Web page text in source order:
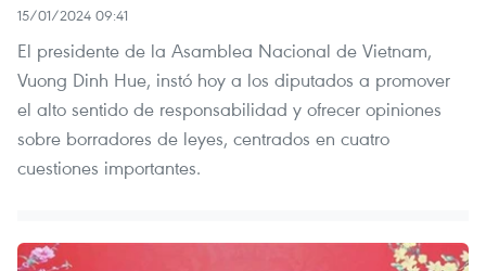
15/01/2024 09:41
El presidente de la Asamblea Nacional de Vietnam,
Vuong Dinh Hue, instó hoy a los diputados a promover
el alto sentido de responsabilidad y ofrecer opiniones
sobre borradores de leyes, centrados en cuatro
cuestiones importantes.